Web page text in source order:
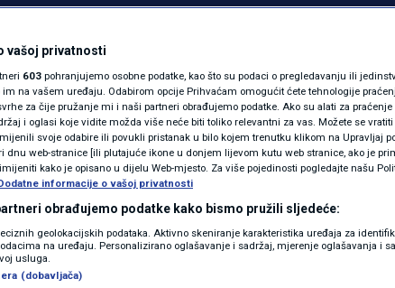
MAGAZIN
KOLUMNE
N1(DIS)INFO
KLIMATSKE PROMJENE
FOTO
VIDEO
Bauka: "Ta
točna"
2 komentara
Više
vašoj privatnosti
603 pohranjujemo osobne podatke, kao što su podaci o pregledavanju ili
na vašem uređaju. Odabirom opcije Prihvaćam omogućit ćete tehnologije
za čije pružanje mi i naši partneri obrađujemo podatke. Ako su alati za
i oglasi koje vidite možda više neće biti toliko relevantni za vas. Možete se
svoje odabire ili povukli pristanak u bilo kojem trenutku klikom na Upravljaj
dnu web-stranice [ili plutajuće ikone u donjem lijevom kutu web stranice, ako je
kako je opisano u dijelu Web-mjesto. Za više pojedinosti pogledajte našu
informacije o vašoj privatnosti
obrađujemo podatke kako bismo pružili sljedeće:
geolokacijskih podataka. Aktivno skeniranje karakteristika uređaja za
na uređaju. Personalizirano oglašavanje i sadržaj, mjerenje oglašavanja i
usluga.
(dobavljača)